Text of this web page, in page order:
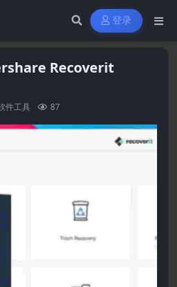
登录
Recoverit
件工具 87